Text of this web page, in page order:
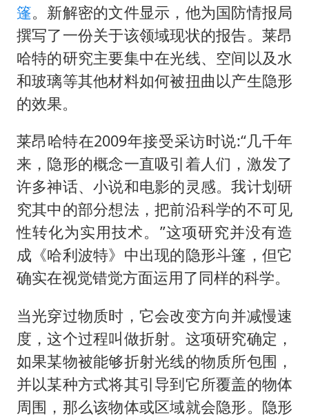
篷。新解密的文件显示，他为国防情报局
撰写了一份关于该领域现状的报告。莱昂
哈特的研究主要集中在光线、空间以及水
和玻璃等其他材料如何被扭曲以产生隐形
的效果。
莱昂哈特在2009年接受采访时说:“几千年
来，隐形的概念一直吸引着人们，激发了
许多神话、小说和电影的灵感。我计划研
究其中的部分想法，把前沿科学的不可见
性转化为实用技术。”这项研究并没有造
成《哈利波特》中出现的隐形斗篷，但它
确实在视觉错觉方面运用了同样的科学。
当光穿过物质时，它会改变方向并减慢速
度，这个过程叫做折射。这项研究确定，
如果某物被能够折射光线的物质所包围，
并以某种方式将其引导到它所覆盖的物体
周围，那么该物体或区域就会隐形。隐形